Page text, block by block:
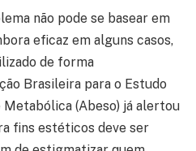
não pode se basear em
eficaz em alguns casos,
de forma
Brasileira para o Estudo
Metabólica (Abeso) já alertou
fins estéticos deve ser